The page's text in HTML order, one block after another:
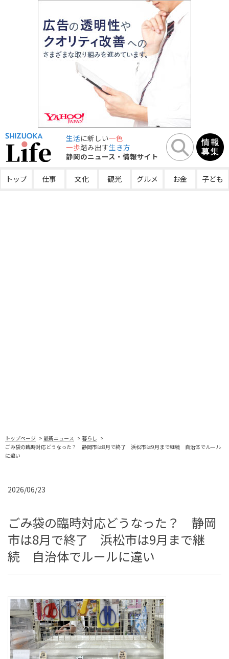
生活に新しい一色
一歩踏み出す生き方
静岡のニュース・情報サイト
トップ 仕事 文化 観光 グルメ お金 子ども
トップページ 最新ニュース
暮らし
ごみ袋の臨時対応どうなった？ 静岡市は8月で終了 浜松市は9月まで継続 自治体でルール
に違い
2026/06/23
ごみ袋の臨時対応どうなった？ 静岡
市は8月で終了 浜松市は9月まで継
続 自治体でルールに違い